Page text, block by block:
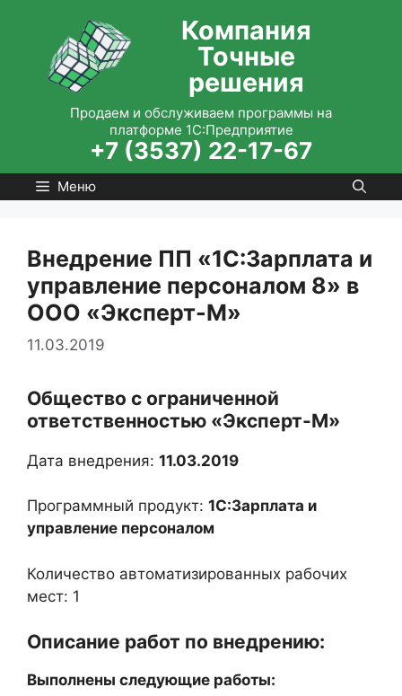
содержимому
Компания
Точные
решения
Продаем и обслуживаем программы на
платформе 1С:Предприятие
+7 (3537) 22-17-67
Меню
Внедрение ПП «1С:Зарплата и
управление персоналом 8» в
ООО «Эксперт-М»
11.03.2019
Общество с ограниченной
ответственностью «Эксперт-М»
Дата внедрения: 11.03.2019
Программный продукт: 1С:Зарплата и
управление персоналом
Количество автоматизированных рабочих
мест: 1
Описание работ по внедрению:
Выполнены следующие работы: